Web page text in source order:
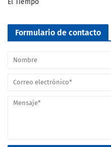
El Tiempo
Formulario de contacto